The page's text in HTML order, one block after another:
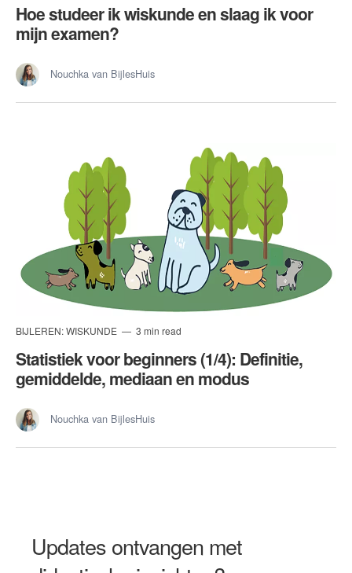
Hoe studeer ik wiskunde en slaag ik voor
mijn examen?
Nouchka van BijlesHuis
BIJLEREN: WISKUNDE 3 min read
Statistiek voor beginners (1/4): Definitie,
gemiddelde, mediaan en modus
Nouchka van BijlesHuis
Updates ontvangen met